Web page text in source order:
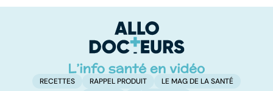
d'angine ?
RECETTES RAPPEL PRODUIT
LE MAG DE LA SANTÉ